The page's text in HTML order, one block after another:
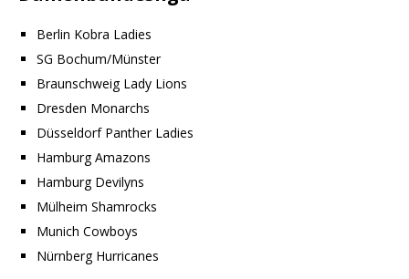
Berlin Kobra Ladies
SG Bochum/Münster
Braunschweig Lady Lions
Dresden Monarchs
Düsseldorf Panther Ladies
Hamburg Amazons
Hamburg Devilyns
Mülheim Shamrocks
Munich Cowboys
Nürnberg Hurricanes